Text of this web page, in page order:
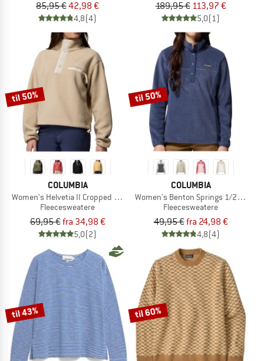
85,95 €42,98 €
4,8(4)
189,95 € 113,97 €
5,0(1)
til 50%
COLUMBIA
Women's Helvetia II Cropped Half Snap Fleece
Fleecesweatere
69,95 €fra 34,98 €
5,0(2)
til 50%
COLUMBIA
Women's Benton Springs 1/2 Snap
Fleecesweatere
49,95 €fra 24,98 €
4,8(4)
til 43% til 60%